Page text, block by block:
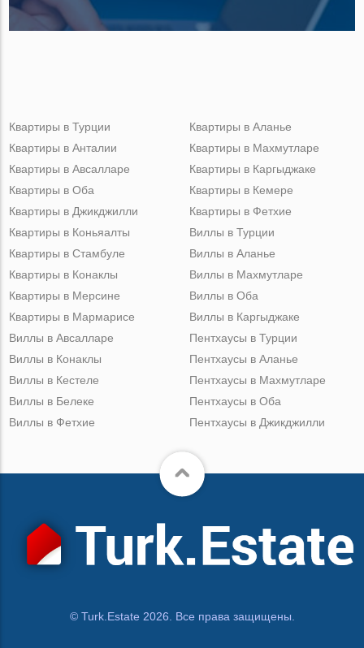
Квартиры в Турции
Квартиры в Анталии
Квартиры в Авсалларе
Квартиры в Оба
Квартиры в Джикджилли
Квартиры в Аланье
Квартиры в Махмутларе
Квартиры в Каргыджаке
Квартиры в Кемере
Квартиры в Фетхие
Квартиры в Коньяалты
Квартиры в Стамбуле
Квартиры в Конаклы
Квартиры в Мерсине
Квартиры в Мармарисе
Виллы в Турции
Виллы в Аланье
Виллы в Махмутларе
Виллы в Оба
Виллы в Каргыджаке
Виллы в Авсалларе
Виллы в Конаклы
Виллы в Кестеле
Виллы в Белеке
Виллы в Фетхие
Пентхаусы в Турции
Пентхаусы в Аланье
Пентхаусы в Махмутларе
Пентхаусы в Оба
Пентхаусы в Джикджилли
© Turk.Estate 2026. Все права защищены.